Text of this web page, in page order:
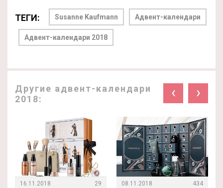
ТЕГИ: Susanne Kaufmann Адвент-календари
Адвент-календари 2018
Другие адвент-календари
2018:
‹ ›
16.11.2018 29 08.11.2018 434